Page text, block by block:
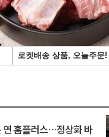
연 홈플러스…정상화 바